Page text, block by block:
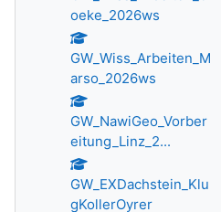
oeke_2026ws
GW_Wiss_Arbeiten_M
arso_2026ws
GW_NawiGeo_Vorber
eitung_Linz_2...
GW_EXDachstein_Klu
gKollerOyrer